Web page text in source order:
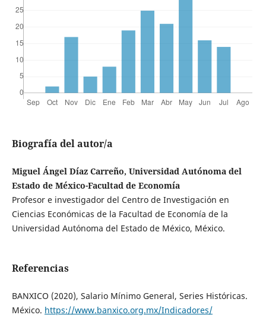
Biografía del autor/a
Miguel Ángel Díaz Carreño, Universidad Autónoma del
Estado de México-Facultad de Economía
Profesor e investigador del Centro de Investigación en
Ciencias Económicas de la Facultad de Economía de la
Universidad Autónoma del Estado de México, México.
Referencias
BANXICO (2020), Salario Mínimo General, Series Históricas.
México. https://www.banxico.org.mx/Indicadores/